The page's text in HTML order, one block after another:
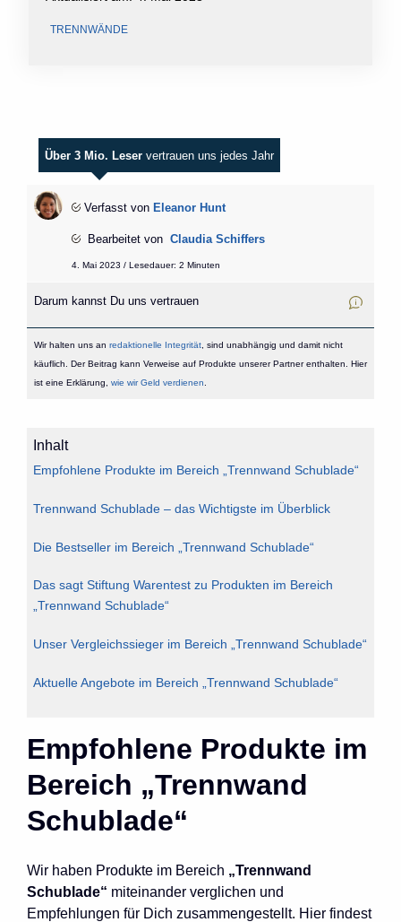
TRENNWÄNDE
Über 3 Mio. Leser vertrauen uns jedes Jahr
Verfasst von Eleanor Hunt
Bearbeitet von Claudia Schiffers
4. Mai 2023 / Lesedauer: 2 Minuten
Darum kannst Du uns vertrauen
Wir halten uns an redaktionelle Integrität, sind unabhängig und damit nicht
käuflich. Der Beitrag kann Verweise auf Produkte unserer Partner enthalten. Hier
ist eine Erklärung, wie wir Geld verdienen
Inhalt
Empfohlene Produkte im Bereich „Trennwand Schublade“
Trennwand Schublade – das Wichtigste im Überblick
Die Bestseller im Bereich „Trennwand Schublade“
Das sagt Stiftung Warentest zu Produkten im Bereich
„Trennwand Schublade“
Unser Vergleichssieger im Bereich „Trennwand Schublade“
Aktuelle Angebote im Bereich „Trennwand Schublade“
Empfohlene Produkte im
Bereich „Trennwand
Schublade“
Wir haben Produkte im Bereich „Trennwand
Schublade“ miteinander verglichen und
Empfehlungen für Dich zusammengestellt. Hier findest